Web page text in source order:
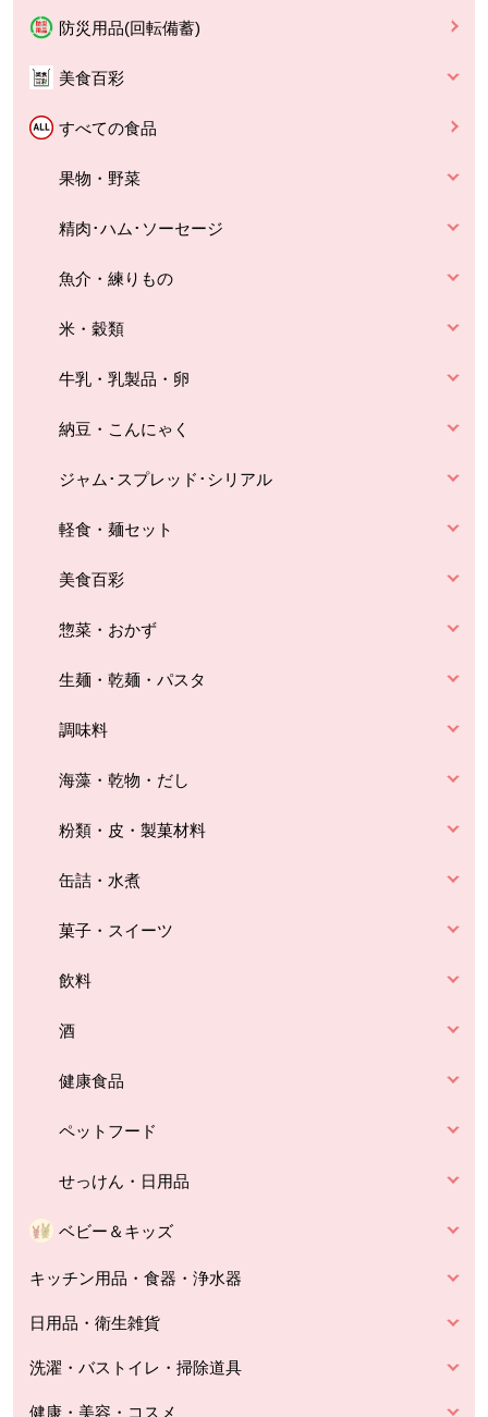
防災用品(回転備蓄)
美食百彩
すべての食品
果物・野菜
精肉･ハム･ソーセージ
魚介・練りもの
米・穀類
牛乳・乳製品・卵
納豆・こんにゃく
ジャム･スプレッド･シリアル
軽食・麺セット
美食百彩
惣菜・おかず
生麺・乾麺・パスタ
調味料
海藻・乾物・だし
粉類・皮・製菓材料
缶詰・水煮
菓子・スイーツ
飲料
酒
健康食品
ペットフード
せっけん・日用品
ベビー＆キッズ
キッチン用品・食器・浄水器
日用品・衛生雑貨
洗濯・バストイレ・掃除道具
健康・美容・コスメ